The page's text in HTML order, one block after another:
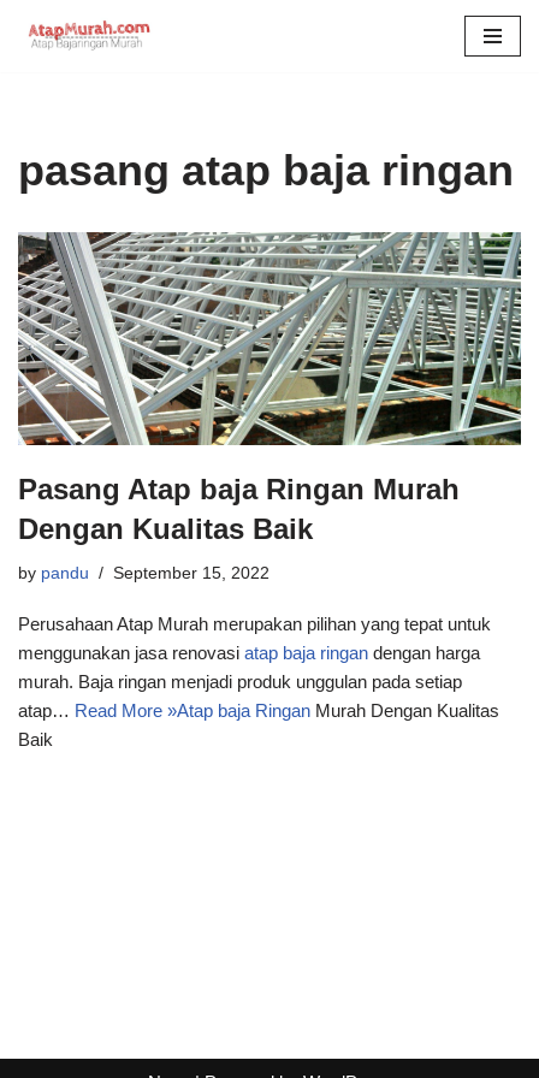
pasang atap baja ringan
Pasang Atap baja Ringan Murah
Dengan Kualitas Baik
by pandu September 15, 2022
Perusahaan Atap Murah merupakan pilihan yang tepat untuk
menggunakan jasa renovasi atap baja ringan dengan harga
murah. Baja ringan menjadi produk unggulan pada setiap
atap… Read More »Atap baja Ringan Murah Dengan Kualitas
Baik